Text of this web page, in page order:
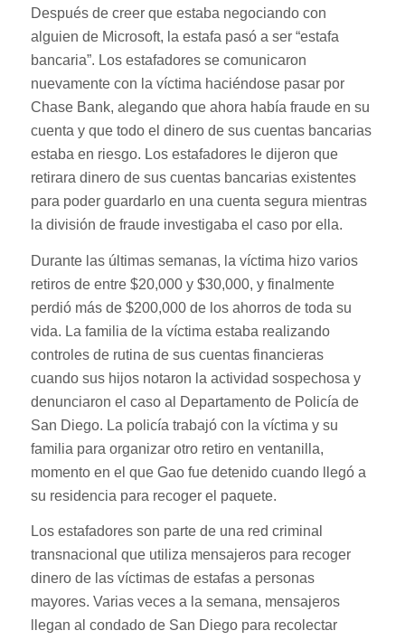
Después de creer que estaba negociando con
alguien de Microsoft, la estafa pasó a ser “estafa
bancaria”. Los estafadores se comunicaron
nuevamente con la víctima haciéndose pasar por
Chase Bank, alegando que ahora había fraude en su
cuenta y que todo el dinero de sus cuentas bancarias
estaba en riesgo. Los estafadores le dijeron que
retirara dinero de sus cuentas bancarias existentes
para poder guardarlo en una cuenta segura mientras
la división de fraude investigaba el caso por ella.
Durante las últimas semanas, la víctima hizo varios
retiros de entre $20,000 y $30,000, y finalmente
perdió más de $200,000 de los ahorros de toda su
vida. La familia de la víctima estaba realizando
controles de rutina de sus cuentas financieras
cuando sus hijos notaron la actividad sospechosa y
denunciaron el caso al Departamento de Policía de
San Diego. La policía trabajó con la víctima y su
familia para organizar otro retiro en ventanilla,
momento en el que Gao fue detenido cuando llegó a
su residencia para recoger el paquete.
Los estafadores son parte de una red criminal
transnacional que utiliza mensajeros para recoger
dinero de las víctimas de estafas a personas
mayores. Varias veces a la semana, mensajeros
llegan al condado de San Diego para recolectar